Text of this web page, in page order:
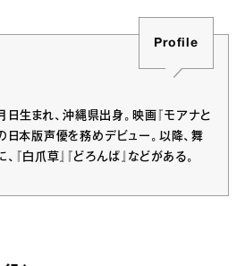
Profile
生まれ、沖縄県出身。映画『モアナと
日本版声優を務めデビュー。以降、舞
『白爪草』『どろんぱ』などがある。